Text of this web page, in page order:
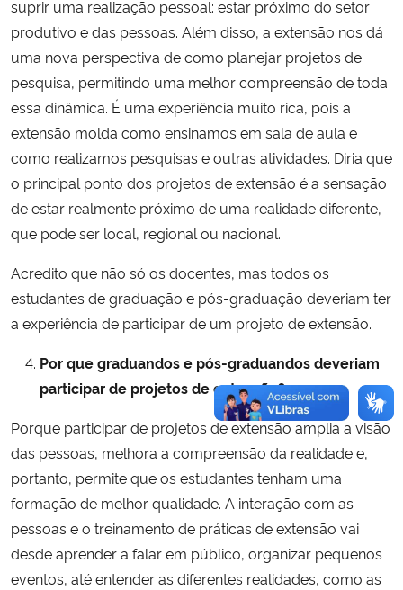
suprir uma realização pessoal: estar próximo do setor
produtivo e das pessoas. Além disso, a extensão nos dá
uma nova perspectiva de como planejar projetos de
pesquisa, permitindo uma melhor compreensão de toda
essa dinâmica. É uma experiência muito rica, pois a
extensão molda como ensinamos em sala de aula e
como realizamos pesquisas e outras atividades. Diria que
o principal ponto dos projetos de extensão é a sensação
de estar realmente próximo de uma realidade diferente,
que pode ser local, regional ou nacional.
Acredito que não só os docentes, mas todos os
estudantes de graduação e pós-graduação deveriam ter
a experiência de participar de um projeto de extensão.
Por que graduandos e pós-graduandos deveriam
participar de projetos de extensão?
Porque participar de projetos de extensão amplia a visão
das pessoas, melhora a compreensão da realidade e,
portanto, permite que os estudantes tenham uma
formação de melhor qualidade. A interação com as
pessoas e o treinamento de práticas de extensão vai
desde aprender a falar em público, organizar pequenos
eventos, até entender as diferentes realidades, como as